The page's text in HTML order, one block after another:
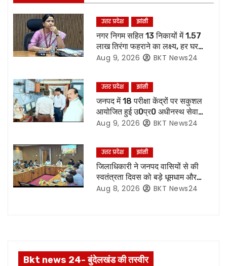
n
a
v
i
g
a
i
o
उत्तर प्रदेश झांसी
नगर निगम सहित 13 निकायों में 1.57
लाख तिरंगा फहराने का लक्ष्य, हर घर
तिरंगा अभियान की तैयारियां पूरी
Aug 9, 2026 BKT News24
उत्तर प्रदेश झांसी
जनपद में 18 परीक्षा केंद्रों पर सकुशल
आयोजित हुई उ0प्र0 अधीनस्थ सेवा
चयन आयोग की प्राविधिक सहायक ग्रुप
Aug 9, 2026 BKT News24
उत्तर प्रदेश झांसी
जिलाधिकारी ने जनपद वासियों से की
स्वतंत्रता दिवस को बड़े धूमधाम और
हर्षोल्लास के साथ मनाएं जाने की अपील
Aug 8, 2026 BKT News24
Bkt news 24- बुंदेलखंड की तस्वीर